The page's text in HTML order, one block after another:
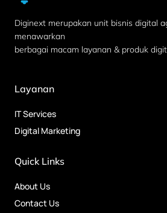
Diginext merupakan unit bisnis digital
menawarkan
berbagai macam layanan & produk
Layanan
IT Services
Digital Marketing
Quick Links
About Us
Contact Us